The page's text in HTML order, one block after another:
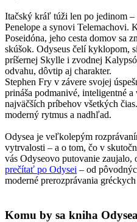
Itačský kráľ túži len po jedinom
Penelope a synovi Telemachovi.
Poseidóna, jeho cesta domov sa
skúšok. Odyseus čelí kyklopom,
príšernej Skylle i zvodnej
odvahu, dôvtip aj charakter.
Stephen Fry v závere svojej
prináša podmanivé, inteligentné
najväčších príbehov všetkých
moderný rytmus a nadhľad.
Odysea je veľkolepým
vytrvalosti – a o tom, čo v
vás Odyseovo putovanie zaujalo,
prečítať po Odysei – od
moderné prerozprávania
Komu by sa kniha